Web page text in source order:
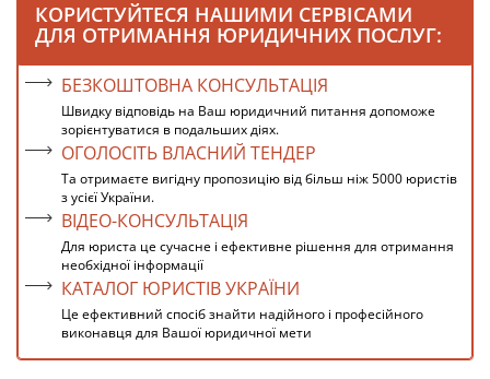
КОРИСТУЙТЕСЯ НАШИМИ СЕРВІСАМИ
ДЛЯ ОТРИМАННЯ ЮРИДИЧНИХ ПОСЛУГ:
БЕЗКОШТОВНА КОНСУЛЬТАЦІЯ
Швидку відповідь на Ваш юридичний питання допоможе
зорієнтуватися в подальших діях.
ОГОЛОСІТЬ ВЛАСНИЙ ТЕНДЕР
Та отримаєте вигідну пропозицію від більш ніж 5000 юристів
з усієї України.
ВІДЕО-КОНСУЛЬТАЦІЯ
Для юриста це сучасне і ефективне рішення для отримання
необхідної інформації
КАТАЛОГ ЮРИСТІВ УКРАЇНИ
Це ефективний спосіб знайти надійного і професійного
виконавця для Вашої юридичної мети